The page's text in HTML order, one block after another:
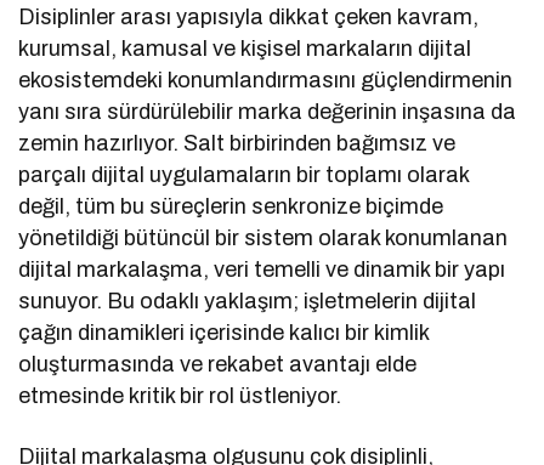
Disiplinler arası yapısıyla dikkat çeken kavram,
kurumsal, kamusal ve kişisel markaların dijital
ekosistemdeki konumlandırmasını güçlendirmenin
yanı sıra sürdürülebilir marka değerinin inşasına da
zemin hazırlıyor. Salt birbirinden bağımsız ve
parçalı dijital uygulamaların bir toplamı olarak
değil, tüm bu süreçlerin senkronize biçimde
yönetildiği bütüncül bir sistem olarak konumlanan
dijital markalaşma, veri temelli ve dinamik bir yapı
sunuyor. Bu odaklı yaklaşım; işletmelerin dijital
çağın dinamikleri içerisinde kalıcı bir kimlik
oluşturmasında ve rekabet avantajı elde
etmesinde kritik bir rol üstleniyor.
Dijital markalaşma olgusunu çok disiplinli,